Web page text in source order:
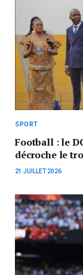
SPORT
Football : le
décroche le
21 JUILLET 2026